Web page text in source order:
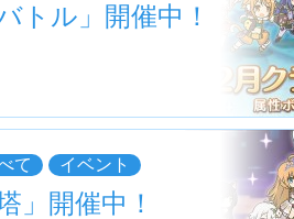
トル」開催中！
て イベント
」開催中！